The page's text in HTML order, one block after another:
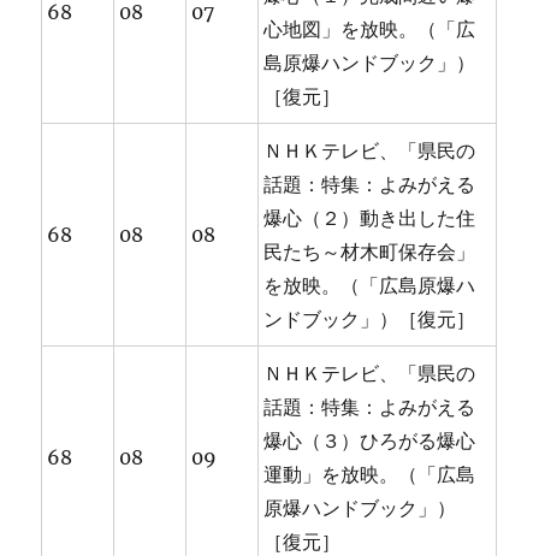
68 08 07
心地図」を放映。（「広
島原爆ハンドブック」）
［復元］
68 08 08
ＮＨＫテレビ、「県民の
話題：特集：よみがえる
爆心（２）動き出した住
民たち～材木町保存会」
を放映。（「広島原爆ハ
ンドブック」）［復元］
68 08 09
ＮＨＫテレビ、「県民の
話題：特集：よみがえる
爆心（３）ひろがる爆心
運動」を放映。（「広島
原爆ハンドブック」）
［復元］